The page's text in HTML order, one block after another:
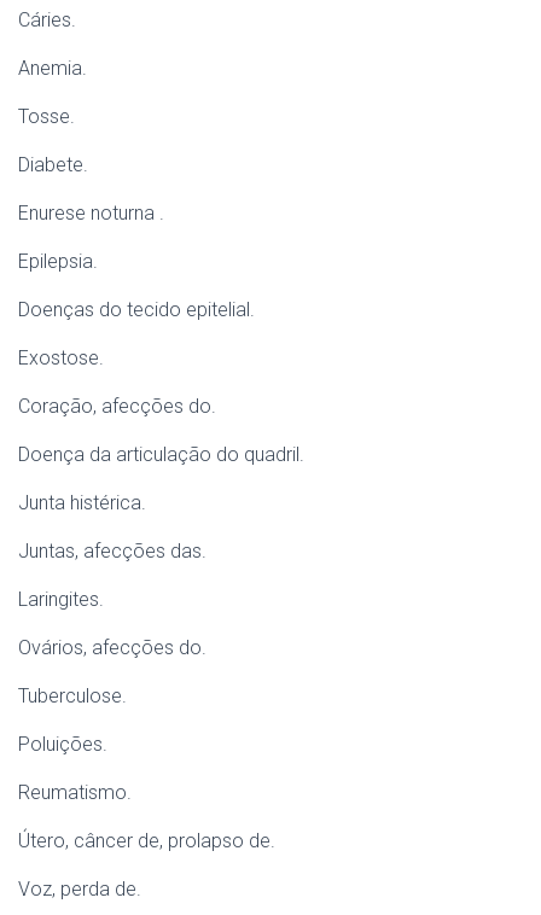
Cáries.
Anemia.
Tosse.
Diabete.
Enurese noturna .
Epilepsia.
Doenças do tecido epitelial.
Exostose.
Coração, afecções do.
Doença da articulação do quadril.
Junta histérica.
Juntas, afecções das.
Laringites.
Ovários, afecções do.
Tuberculose.
Poluições.
Reumatismo.
Útero, câncer de, prolapso de.
Voz, perda de.